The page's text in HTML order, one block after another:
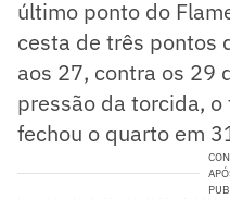
último ponto do
cesta de três pontos
aos 27, contra os 29
pressão da torcida, o
fechou o quarto em